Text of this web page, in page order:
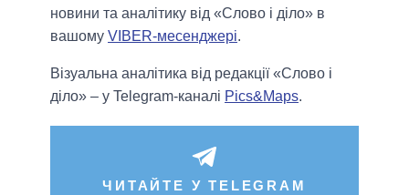
новини та аналітику від «Слово і діло» в
вашому VIBER-месенджері.
Візуальна аналітика від редакції «Слово і
діло» – у Telegram-каналі Pics&Maps.
ЧИТАЙТЕ У TELEGRAM